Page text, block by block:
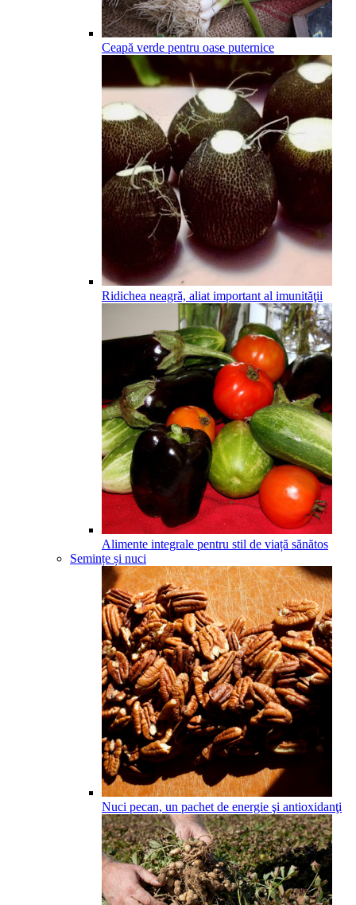
Ceapă verde pentru oase puternice
Ridichea neagră, aliat important al imunităţii
Alimente integrale pentru stil de viață sănătos
Semințe și nuci
Nuci pecan, un pachet de energie şi antioxidanţi